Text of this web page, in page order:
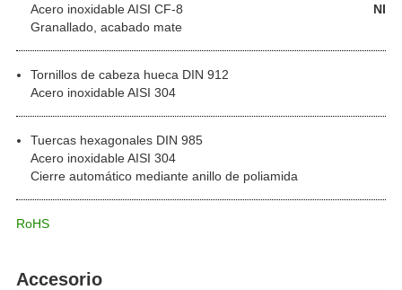
Acero inoxidable
NI
AISI CF-8
Granallado, acabado mate
Tornillos de cabeza hueca DIN 912
Acero inoxidable AISI 304
Tuercas hexagonales DIN 985
Acero inoxidable AISI 304
Cierre automático mediante anillo de poliamida
RoHS
Accesorio